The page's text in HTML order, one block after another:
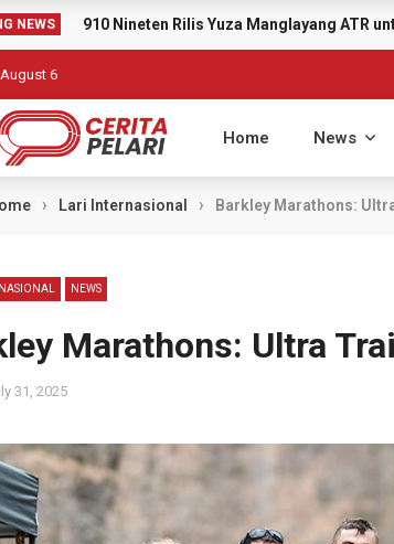
NEWS 910 Nineten Rilis Yuza Manglayang ATR
6
Home News
› Lari Internasional › Barkley Marathons:
NEWS
Marathons: Ultra
31, 2025